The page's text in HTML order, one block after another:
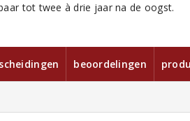
tot twee à drie jaar na de oogst.
beoordelingen